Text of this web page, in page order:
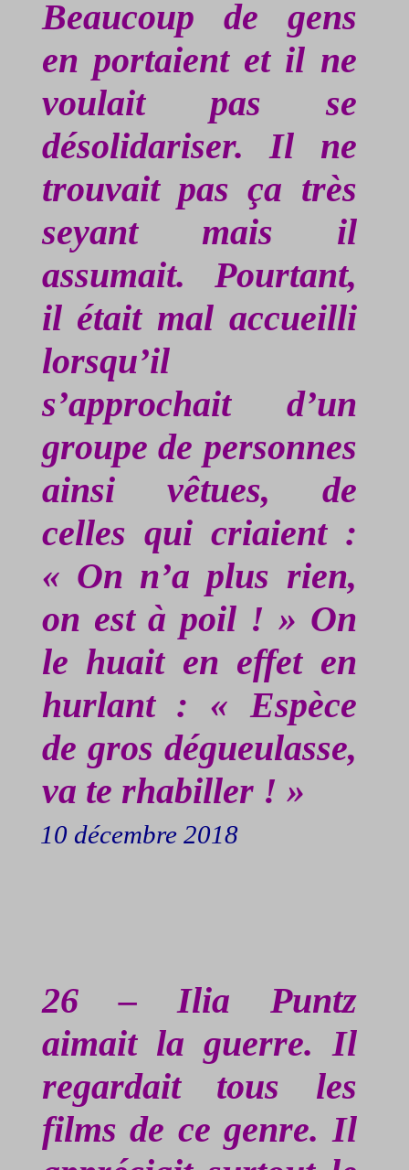
Beaucoup de gens
en portaient et il ne
voulait pas se
désolidariser. Il ne
trouvait pas ça très
seyant mais il
assumait. Pourtant,
il était mal accueilli
lorsqu’il
s’approchait d’un
groupe de personnes
ainsi vêtues, de
celles qui criaient :
« On n’a plus rien,
on est à poil ! » On
le huait en effet en
hurlant : « Espèce
de gros dégueulasse,
va te rhabiller ! »
10 décembre 2018
26 – Ilia Puntz
aimait la guerre. Il
regardait tous les
films de ce genre. Il